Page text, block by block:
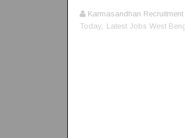
Karmasandhan Recruitment
Today, Latest Jobs West